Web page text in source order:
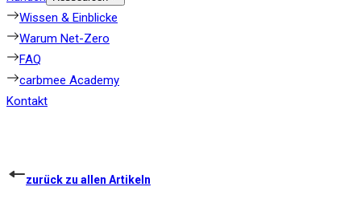
Wissen & Einblicke
Warum Net-Zero
FAQ
carbmee Academy
Kontakt
zurück zu allen Artikeln